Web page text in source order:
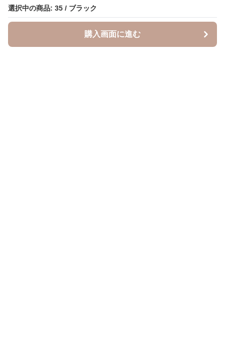
選択中の商品: 35 / ブラック
購入画面に進む
選択中の商品: 35 / ブラック
購入画面に進む